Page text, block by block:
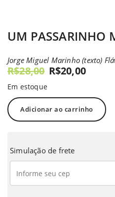
UM PASSARINHO
Jorge Miguel Marinho (texto)
R$28,00 R$20,00
Em estoque
Adicionar ao carrinho
Simulação de frete